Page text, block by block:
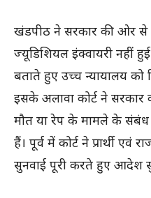
खंडपीठ ने सरकार की ओर से
ज्यूडिशियल इंक्वायरी नहीं
बताते हुए उच्च न्यायालय को
इसके अलावा कोर्ट ने
मौत या रेप के मामले के संबंध
हैं। पूर्व में कोर्ट ने प्रार्थी
सुनवाई पूरी करते हुए आदेश